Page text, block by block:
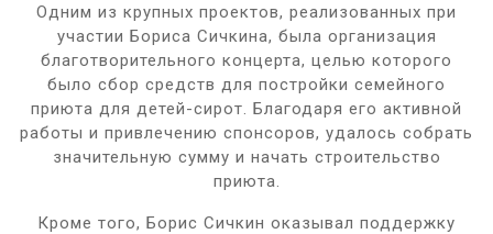
Одним из крупных проектов, реализованных при
участии Бориса Сичкина, была организация
благотворительного концерта, целью которого
было сбор средств для постройки семейного
приюта для детей-сирот. Благодаря его активной
работы и привлечению спонсоров, удалось собрать
значительную сумму и начать строительство
приюта.
Кроме того, Борис Сичкин оказывал поддержку